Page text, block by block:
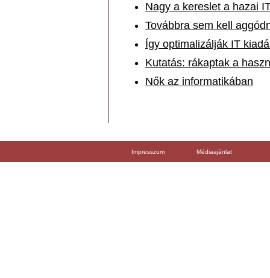
Nagy a kereslet a hazai
Továbbra sem kell
Így optimalizálják IT
Kutatás: rákaptak a
Nők az informatikában
Impresszum Médiaajánlat